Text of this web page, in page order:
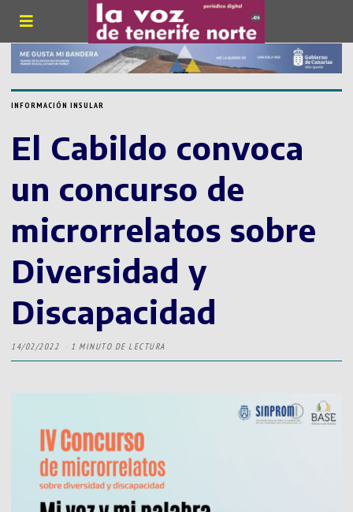
INFORMACIÓN INSULAR
El Cabildo convoca
un concurso de
microrrelatos sobre
Diversidad y
Discapacidad
14/02/2022 1 MINUTO DE LECTURA